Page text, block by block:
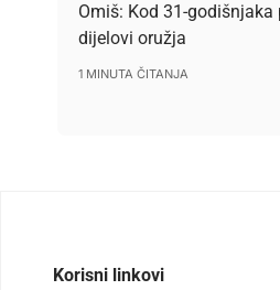
Omiš: Kod 31-
dijelovi oružja
1 MINUTA ČITANJA
Korisni linkovi